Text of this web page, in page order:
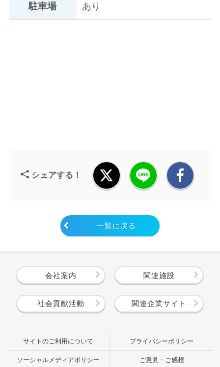
駐車場 あり
シェアする！
一覧に戻る
会社案内 関連施設
社会貢献活動 関連企業サイト
サイトのご利用について プライバシーポリシー
ソーシャルメディアポリシー ご意見・ご感想